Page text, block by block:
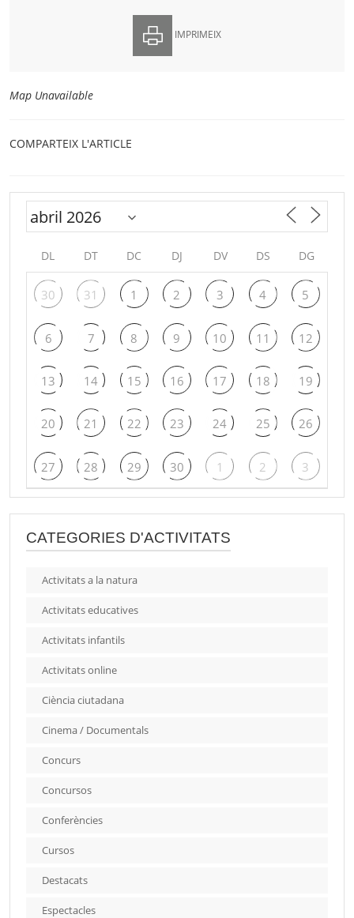
IMPRIMEIX
Map Unavailable
COMPARTEIX L'ARTICLE
DL DT DC DJ DV DS DG
30 31 1 2 3 4 5
6 7 8 9 10 11 12
13 14 15 16 17 18 19
20 21 22 23 24 25 26
27 28 29 30 1 2 3
CATEGORIES D'ACTIVITATS
Activitats a la natura
Activitats educatives
Activitats infantils
Activitats online
Ciència ciutadana
Cinema / Documentals
Concurs
Concursos
Conferències
Cursos
Destacats
Espectacles